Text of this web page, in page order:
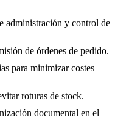
administración y control de
de órdenes de pedido.
para minimizar costes
roturas de stock.
documental en el